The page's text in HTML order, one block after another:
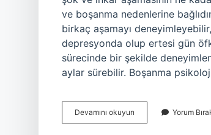
ve boşanma nedenlerine
birkaç aşamayı
depresyonda olup ertesi gün
sürecinde bir şekilde
aylar sürebilir. Boşanma
Devamını okuyun Boşanma
Üzüntüsü
Yorum